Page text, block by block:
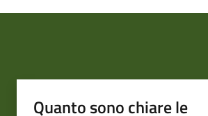
Quanto sono chiare le